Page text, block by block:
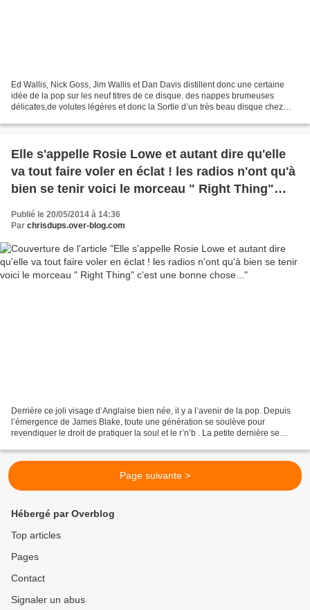
Ed Wallis, Nick Goss, Jim Wallis et Dan Davis distillent donc une certaine
idée de la pop sur les neuf titres de ce disque. des nappes brumeuses
délicates,de volutes légères et donc la Sortie d’un très beau disque chez
Elle s'appelle Rosie Lowe et autant dire qu'elle
va tout faire voler en éclat ! les radios n'ont qu'à
bien se tenir voici le morceau " Right Thing"
Publié le 20/05/2014 à 14:36
Par chrisdups.over-blog.com
Derrière ce joli visage d’Anglaise bien née, il y a l’avenir de la pop. Depuis
l’émergence de James Blake, toute une génération se soulève pour
revendiquer le droit de pratiquer la soul et le r’n’b . La petite dernière se
Page suivante >
Hébergé par Overblog
Top articles
Pages
Contact
Signaler un abus